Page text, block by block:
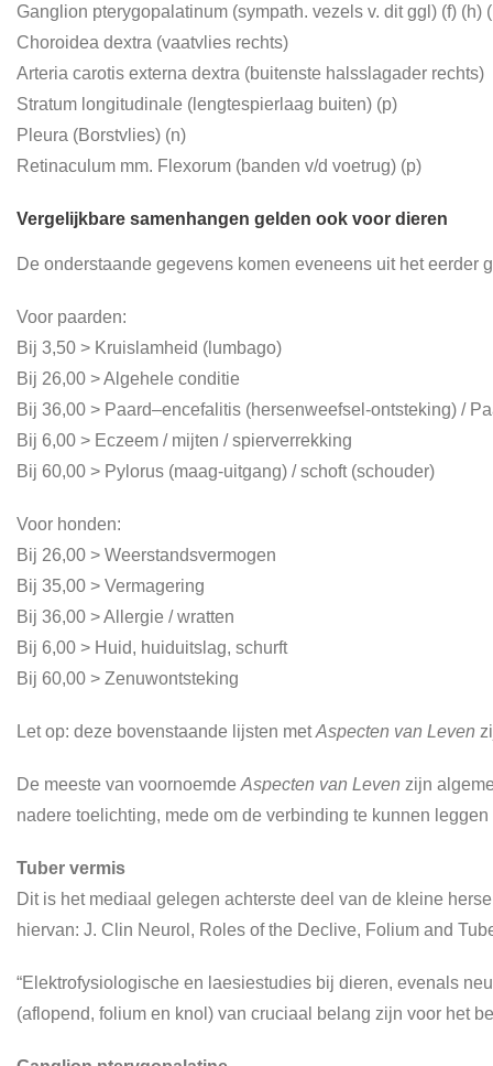
Ganglion pterygopalatinum (sympath. vezels v. dit ggl) (f) (h)
Choroidea dextra (vaatvlies rechts)
Arteria carotis externa dextra (buitenste halsslagader rechts)
Stratum longitudinale (lengtespierlaag buiten) (p)
Pleura (Borstvlies) (n)
Retinaculum mm. Flexorum (banden v/d voetrug) (p)
Vergelijkbare samenhangen gelden ook voor dieren
De onderstaande gegevens komen eveneens uit het eerder
Voor paarden:
Bij 3,50 > Kruislamheid (lumbago)
Bij 26,00 > Algehele conditie
Bij 36,00 > Paard–encefalitis (hersenweefsel-ontsteking) /
Bij 6,00 > Eczeem / mijten / spierverrekking
Bij 60,00 > Pylorus (maag-uitgang) / schoft (schouder)
Voor honden:
Bij 26,00 > Weerstandsvermogen
Bij 35,00 > Vermagering
Bij 36,00 > Allergie / wratten
Bij 6,00 > Huid, huiduitslag, schurft
Bij 60,00 > Zenuwontsteking
Let op: deze bovenstaande lijsten metAspecten van Leven
De meeste van voornoemde Aspecten van Leven zijn
nadere toelichting, mede om de verbinding te kunnen
Tuber vermis
Dit is het mediaal gelegen achterste deel van de kleine
hiervan: J. Clin Neurol, Roles of the Declive, Folium and
“Elektrofysiologische en laesiestudies bij dieren, evenals
(aflopend, folium en knol) van cruciaal belang zijn voor het